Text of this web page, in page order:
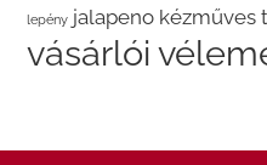
lepény jalapeno kézműves
vásárlói